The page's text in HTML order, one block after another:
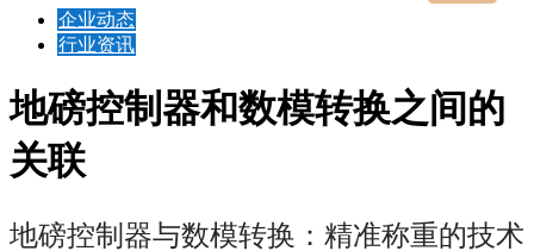
企业动态
行业资讯
地磅控制器和数模转换之间的
关联
地磅控制器与数模转换：精准称重的技术